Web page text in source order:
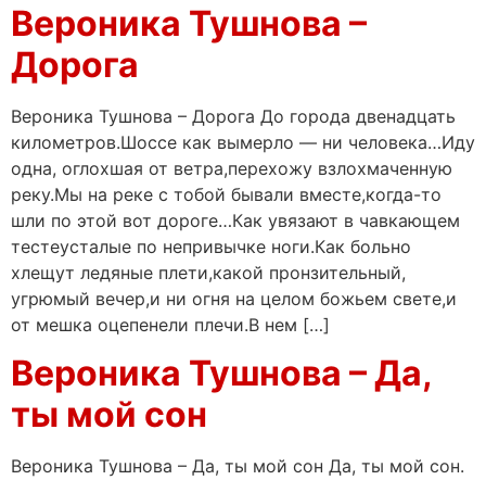
Вероника Тушнова –
Дорога
Вероника Тушнова – Дорога До города двенадцать
километров.Шоссе как вымерло — ни человека…Иду
одна, оглохшая от ветра,перехожу взлохмаченную
реку.Мы на реке с тобой бывали вместе,когда-то
шли по этой вот дороге…Как увязают в чавкающем
тестеусталые по непривычке ноги.Как больно
хлещут ледяные плети,какой пронзительный,
угрюмый вечер,и ни огня на целом божьем свете,и
от мешка оцепенели плечи.В нем […]
Вероника Тушнова – Да,
ты мой сон
Вероника Тушнова – Да, ты мой сон Да, ты мой сон.